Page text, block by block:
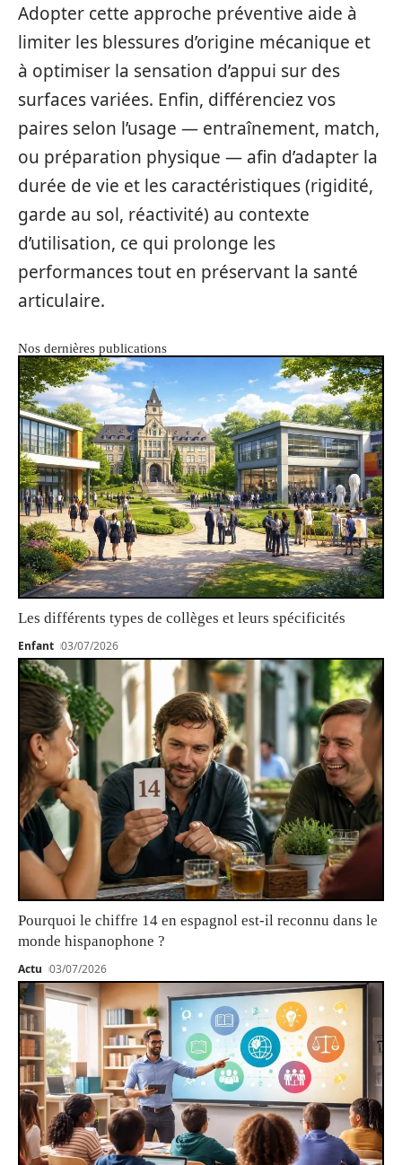
Adopter cette approche préventive aide à
limiter les blessures d’origine mécanique et
à optimiser la sensation d’appui sur des
surfaces variées. Enfin, différenciez vos
paires selon l’usage — entraînement, match,
ou préparation physique — afin d’adapter la
durée de vie et les caractéristiques (rigidité,
garde au sol, réactivité) au contexte
d’utilisation, ce qui prolonge les
performances tout en préservant la santé
articulaire.
Nos dernières publications
Les différents types de collèges et leurs spécificités
Enfant 03/07/2026
Pourquoi le chiffre 14 en espagnol est-il reconnu dans le
monde hispanophone ?
Actu 03/07/2026